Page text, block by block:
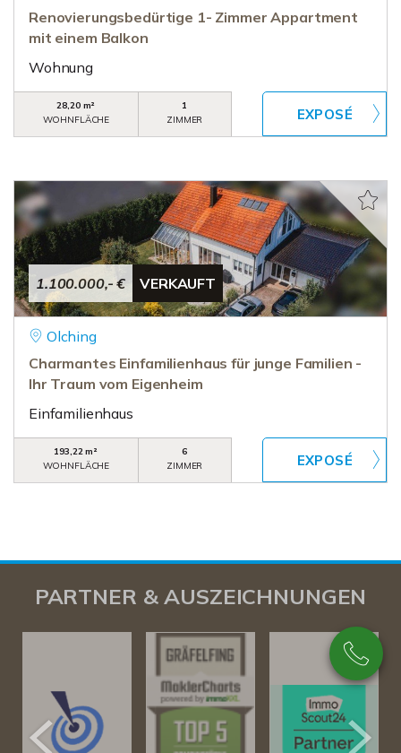
Renovierungsbedürtige 1- Zimmer Appartment
mit einem Balkon
Wohnung
28,20 m²
WOHNFLÄCHE
1
ZIMMER
1.100.000,- € VERKAUFT
Olching
Charmantes Einfamilienhaus für junge Familien -
Ihr Traum vom Eigenheim
Einfamilienhaus
193,22 m²
WOHNFLÄCHE
6
ZIMMER
PARTNER & AUSZEICHNUNGEN